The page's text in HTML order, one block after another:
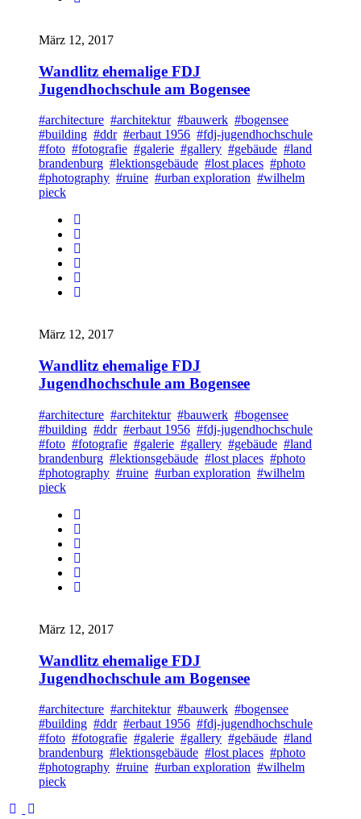
März 12, 2017
Wandlitz ehemalige FDJ
Jugendhochschule am Bogensee
#architecture #architektur #bauwerk #bogensee
#building #ddr #erbaut 1956 #fdj-jugendhochschule
#foto #fotografie #galerie #gallery #gebäude #land
brandenburg #lektionsgebäude #lost places #photo
#photography #ruine #urban exploration #wilhelm
pieck
März 12, 2017
Wandlitz ehemalige FDJ
Jugendhochschule am Bogensee
#architecture #architektur #bauwerk #bogensee
#building #ddr #erbaut 1956 #fdj-jugendhochschule
#foto #fotografie #galerie #gallery #gebäude #land
brandenburg #lektionsgebäude #lost places #photo
#photography #ruine #urban exploration #wilhelm
pieck
März 12, 2017
Wandlitz ehemalige FDJ
Jugendhochschule am Bogensee
#architecture #architektur #bauwerk #bogensee
#building #ddr #erbaut 1956 #fdj-jugendhochschule
#foto #fotografie #galerie #gallery #gebäude #land
brandenburg #lektionsgebäude #lost places #photo
#photography #ruine #urban exploration #wilhelm
pieck